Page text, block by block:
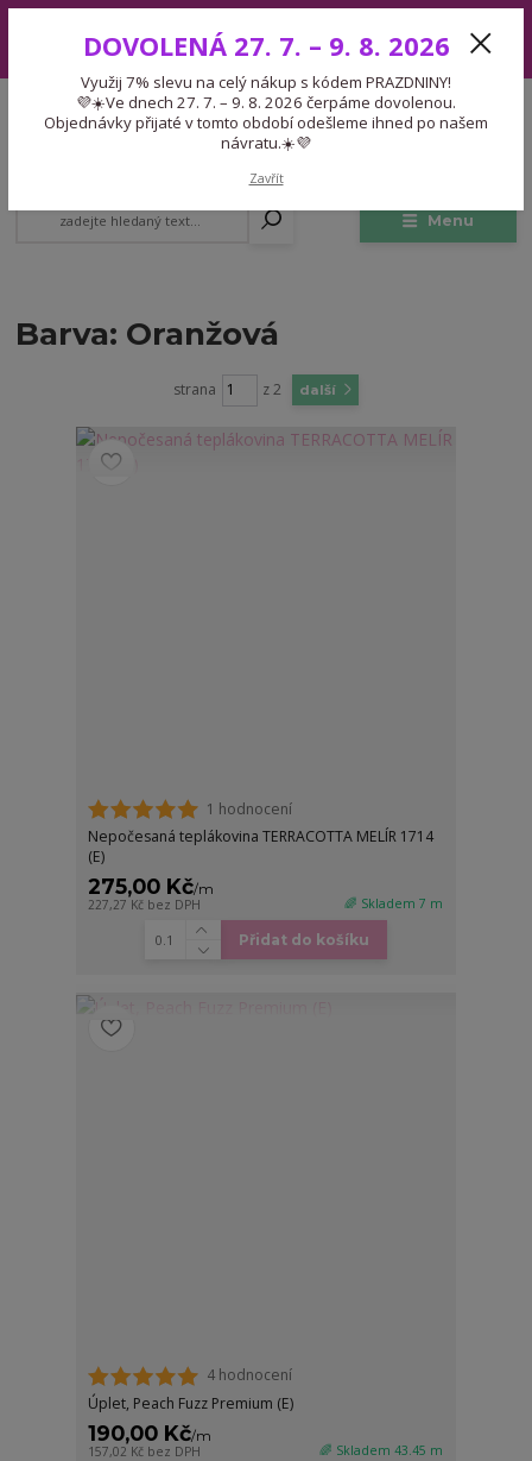
7. – 9. 8. 2026 čerpáme dovolenou. Objednávky přijaté v tomto období
odešleme ihned po našem návratu.☀️💜
Menu
CZK
Expedice 775 866 913
Po-Čt 9-15:30 Pá 9-14:30 Pauza 13-13:45
Barva: Oranžová
strana z 2 další
1 hodnocení
Nepočesaná teplákovina TERRACOTTA MELÍR 1714
(E)
275,00 Kč/m
227,27 Kč bez DPH 🌈 Skladem 7 m
Přidat do košíku
4 hodnocení
Úplet, Peach Fuzz Premium (E)
190,00 Kč/m
157,02 Kč bez DPH 🌈 Skladem 43.45 m
DOVOLENÁ 27. 7. – 9. 8. 2026
Využij 7% slevu na celý nákup s kódem PRAZDNINY!
💜☀️Ve dnech 27. 7. – 9. 8. 2026 čerpáme dovolenou.
Objednávky přijaté v tomto období odešleme ihned po našem
návratu.☀️💜
Zavřít